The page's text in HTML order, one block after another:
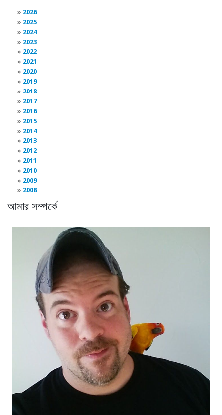
2026
2025
2024
2023
2022
2021
2020
2019
2018
2017
2016
2015
2014
2013
2012
2011
2010
2009
2008
আমার সম্পর্কে